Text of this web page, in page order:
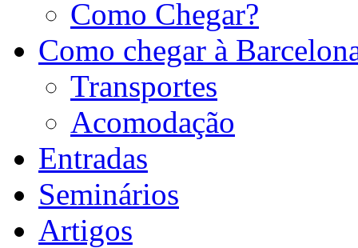
Como Chegar?
Como chegar à
Transportes
Acomodação
Entradas
Seminários
Artigos